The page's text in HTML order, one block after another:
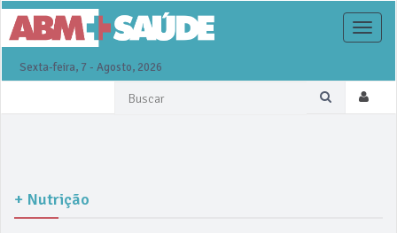
Sexta-feira, 7 - Agosto, 2026
Toggle
+ Nutrição